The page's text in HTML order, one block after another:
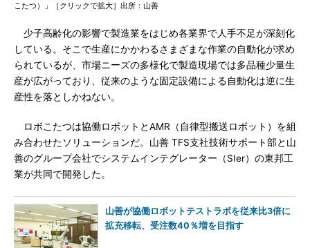
こたつ）」［クリックで拡大］出所：山善
少子高齢化の影響で製造業をはじめ各業界で人手不足が深刻化
している。そこで生産にかかわるさまざまな作業の自動化が求め
られているが、市場ニーズの多様化で製造現場では多品種少量生
産が広がっており、従来のような固定設備による自動化は逆に生
産性を落としかねない。
ロボこたつは協働ロボットとAMR（自律型搬送ロボット）を組
み合わせたソリューションだ。山善 TFS支社技術サポート部と山
善のグループ会社でシステムインテグレーター（SIer）の東邦工
業が共同で開発した。
山善が協働ロボットテストラボを従来比3倍に
拡充移転、受注数40％増を目指す